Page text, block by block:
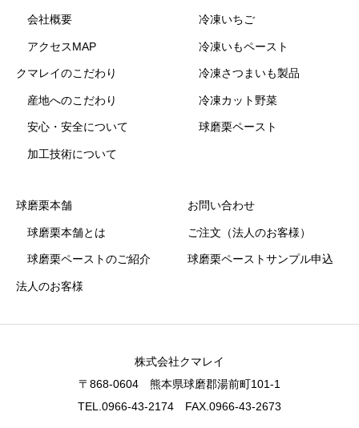
会社概要
アクセスMAP
クマレイのこだわり
産地へのこだわり
安心・安全について
加工技術について
冷凍いちご
冷凍いもペースト
冷凍さつまいも製品
冷凍カット野菜
球磨栗ペースト
球磨栗本舗
球磨栗本舗とは
球磨栗ペーストのご紹介
法人のお客様
お問い合わせ
ご注文（法人のお客様）
球磨栗ペーストサンプル申込
株式会社クマレイ
〒868-0604 熊本県球磨郡湯前町101-1
TEL.0966-43-2174 FAX.0966-43-2673